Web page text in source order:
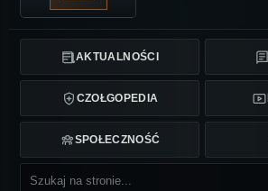
AKTUALNOŚCI
CZOŁGOPEDIA
SPOŁECZNOŚĆ